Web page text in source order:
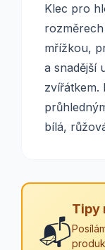
Klec pro
mřížkou,
a snadější
zvířátkem.
bílá,
📬
Tipy